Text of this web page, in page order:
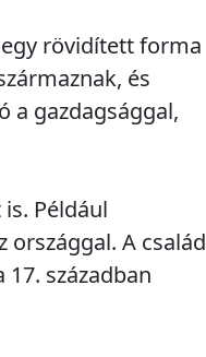
rövidített forma
és
a gazdagsággal,
Például
A család
században